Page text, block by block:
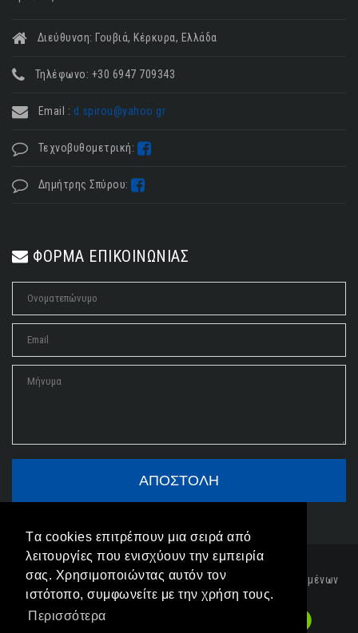
Tα cookies επιτρέπουν μια σειρά από
λειτουργίες που ενισχύουν την εμπειρία
σας. Χρησιμοποιώντας αυτόν τον
ιστότοπο, συμφωνείτε με την χρήση τους.
Περισσότερα
Διεύθυνση: Γουβιά, Κέρκυρα, Ελλάδα
Τηλέφωνο: +30 6947 709343
Email : d.spirou@yahoo.gr
Τεχνοβυθομετρική:
Δημήτρης Σπύρου:
ΦΟΡΜΑ ΕΠΙΚΟΙΝΩΝΙΑΣ
| Δήλωση Προστασίας Δεδομένων
| Όροι Χρήσης